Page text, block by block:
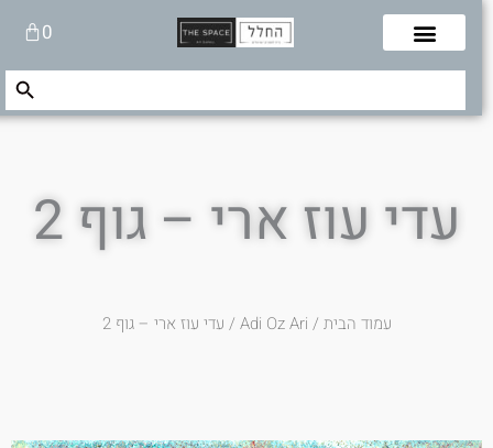
0עגלת
קניות
Search
Search Button
עדי עוז ארי – גוף 2
עמוד הבית/
Adi Oz Ari/ עדי עוז ארי – גוף 2